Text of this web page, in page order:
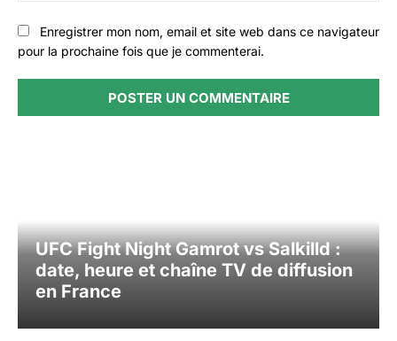
Enregistrer mon nom, email et site web dans ce navigateur
pour la prochaine fois que je commenterai.
UFC Fight Night Gamrot vs Salkilld :
date, heure et chaîne TV de diffusion
en France